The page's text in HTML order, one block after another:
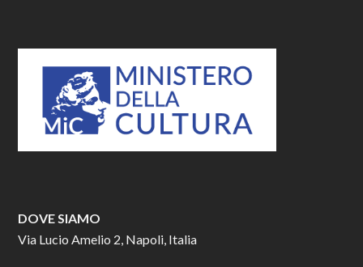
DOVE SIAMO
Via Lucio Amelio 2, Napoli, Italia